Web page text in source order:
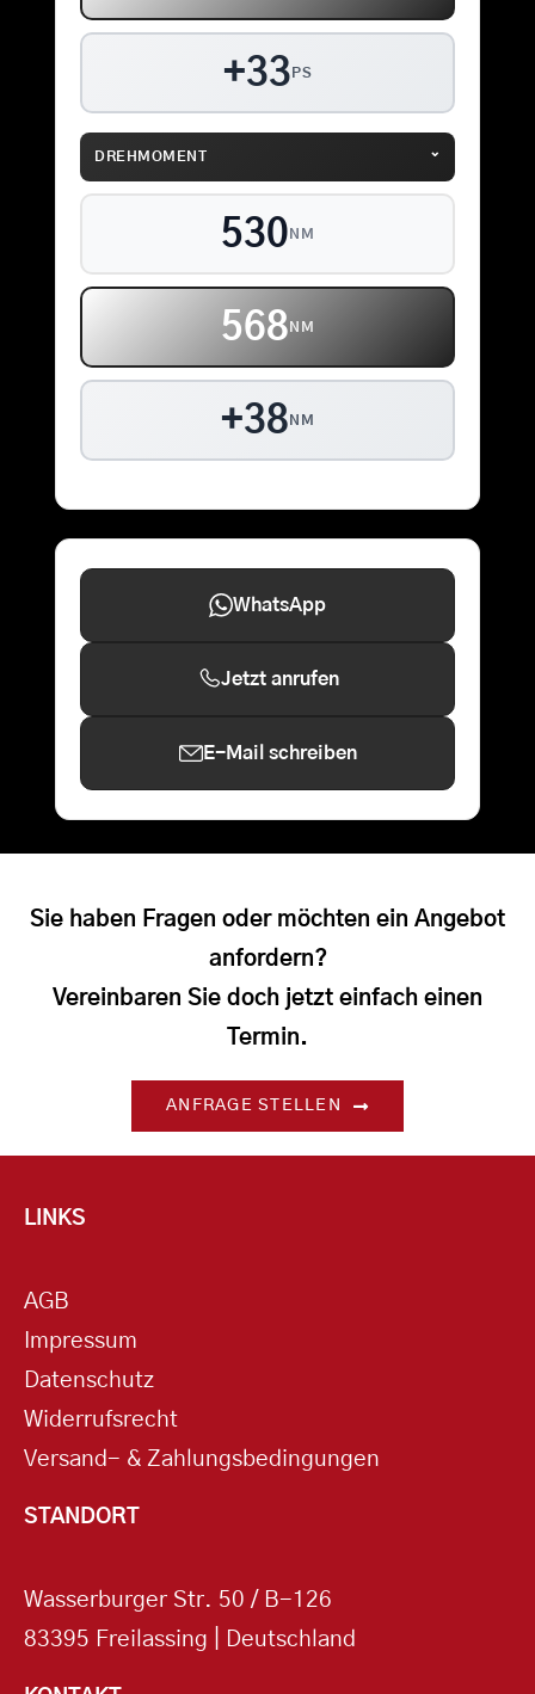
+33 PS
DREHMOMENT ⌄
530 NM
568 NM
+38 NM
WhatsApp
Jetzt anrufen
E-Mail schreiben
Sie haben Fragen oder möchten ein Angebot
anfordern?
Vereinbaren Sie doch jetzt einfach einen
Termin.
ANFRAGE STELLEN
LINKS
AGB
Impressum
Datenschutz
Widerrufsrecht
Versand- & Zahlungsbedingungen
STANDORT
Wasserburger Str. 50 / B-126
83395 Freilassing | Deutschland